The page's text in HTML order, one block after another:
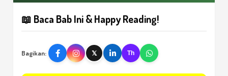
📖 Baca Bab Ini & Happy Reading!
Bagikan: 𝕏 Th